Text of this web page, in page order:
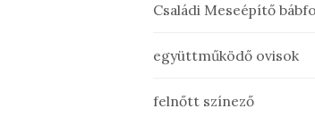
Családi Meseépítő
együttműködő ovisok
felnőtt színező